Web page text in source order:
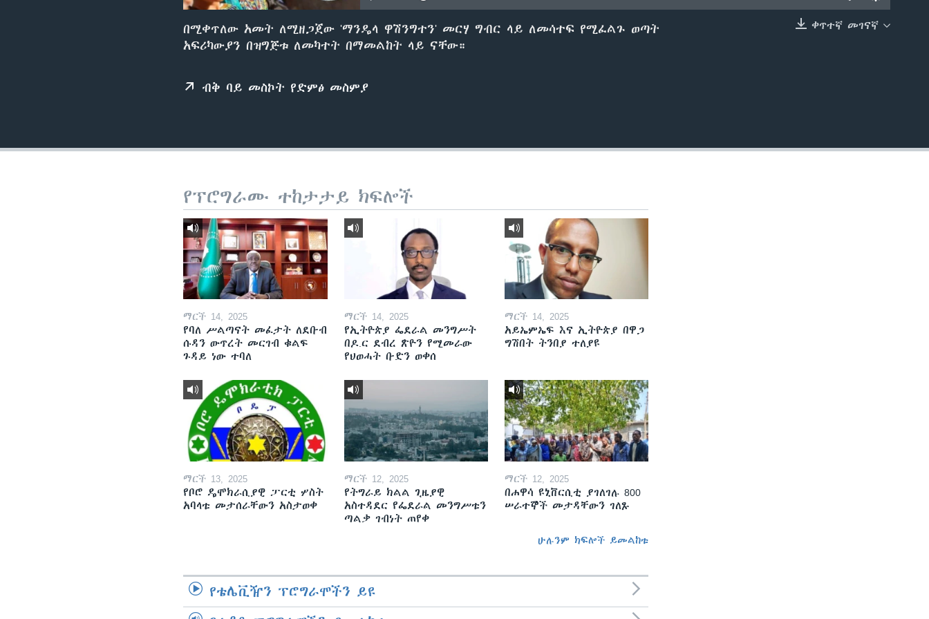
ቀጥተኛ መገናኛ
በሚቀጥለው አመት ለሚዘጋጀው 'ማንዴላ ዋሽንግተን' መርሃ ግብር ላይ ለመሳተፍ የሚፈልጉ ወጣት
አፍሪካውያን በዝግጅቱ ለመካተት በማመልከት ላይ ናቸው።
ብቅ ባይ መስኮት የድምፅ መስምያ
የፕሮግራሙ ተከታታይ ክፍሎች
ማርች 14, 2025
የባለ ሥልጣናት መፈታት ለደቡብ
ሱዳን ውጥረት መርገብ ቁልፍ
ጉዳይ ነው ተባለ
ማርች 14, 2025
የኢትዮጵያ ፌደራል መንግሥት
በዶ.ር ደብረ ጽዮን የሚመራው
የህወሓት ቡድን ወቀሰ
ማርች 14, 2025
አይኤምኤፍ እና ኢትዮጵያ በዋጋ
ግሽበት ትንበያ ተለያዩ
ማርች 13, 2025
የቦሮ ዴሞክራሲያዊ ፓርቲ ሦስት
አባላቱ መታሰራቸውን አስታወቀ
ማርች 12, 2025
የትግራይ ክልል ጊዜያዊ
አስተዳደር የፌደራል መንግሥቱን
ጣልቃ ገብነት ጠየቀ
ማርች 12, 2025
በሐዋሳ ዩኒቨርሲቲ ያገለገሉ 800
ሠራተኞች መታዳቸውን ገለጹ
ሁሉንም ክፍሎች ይመልከቱ
የቴሌቪዥን ፕሮግራሞችን ይዩ